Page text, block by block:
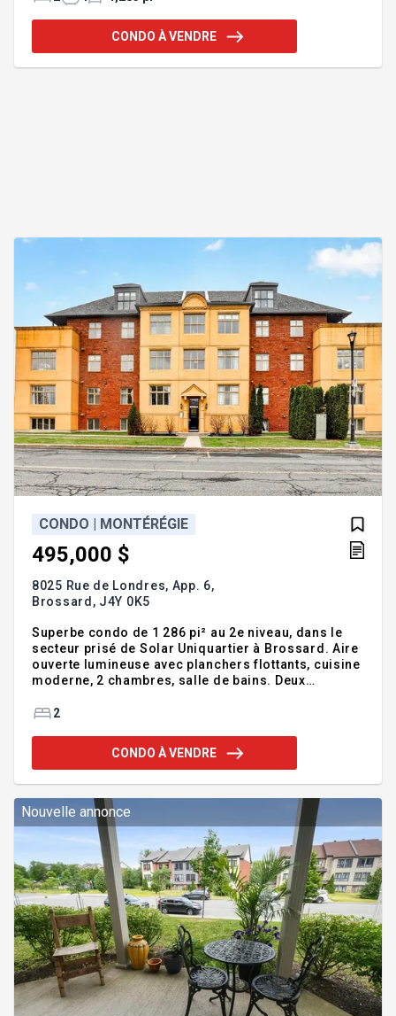
vue imprenable sur le parc de Londres et ses
couchers de soleil, s'ouvre sur une terrasse privée.
CONDO À VENDRE
CONDO | MONTÉRÉGIE
495,000 $
8025 Rue de Londres, App. 6,
Brossard, J4Y 0K5
Superbe condo de 1 286 pi² au 2e niveau, dans le
secteur prisé de Solar Uniquartier à Brossard. Aire
ouverte lumineuse avec planchers flottants, cuisine
moderne, 2 chambres, salle de bains. Deux
min à pied du REM Panama (centre-ville en ~20
Secteur familial et tranquille, à distance de marche
des écoles, parcs, épiceries et commerces. Forte
Addenda :Superbe condo de 1 286 pi² situé au 2e n
2
CONDO À VENDRE
Nouvelle annonce